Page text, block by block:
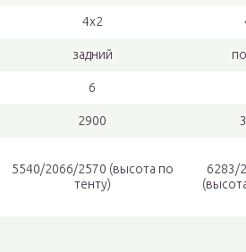
4х2
задний
6
2900
5540/2066/2570 (высота по
тенту)
6283/